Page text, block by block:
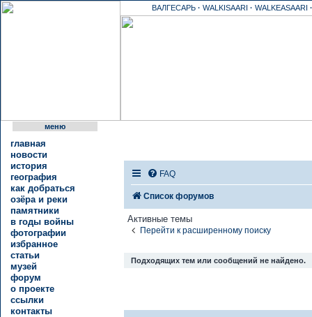
ВАЛГЕСАРЬ · WALKISAARI · WALKEASAARI ·
меню
главная
новости
история
география
как добраться
озёра и реки
памятники
в годы войны
фотографии
избранное
статьи
музей
форум
о проекте
ссылки
контакты
FAQ
Список форумов
Активные темы
Перейти к расширенному поиску
Подходящих тем или сообщений не найдено.